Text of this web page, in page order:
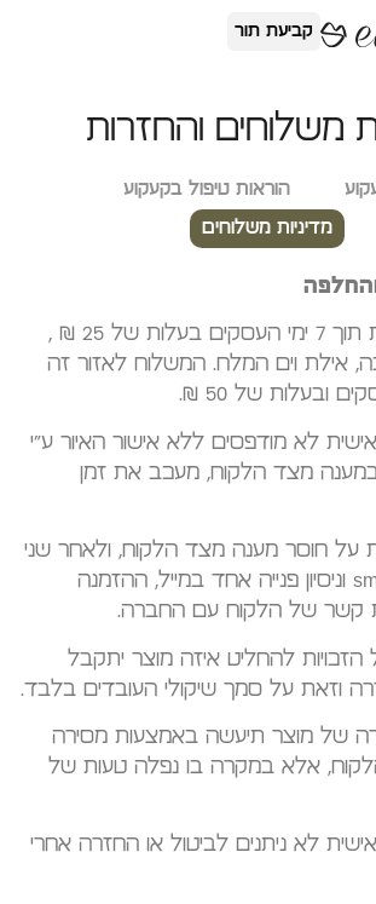
קביעת תור
משלוחים והחזרות
הוראות טיפול בקעקוע
מדיניות משלוחים
של 25 ₪ ,
אילת וים המלח. המשלוח לאזור זה
לא מודפסים ללא אישור האיור ע"י
במענה מצד הלקוח, מעכב את זמן
על חוסר מענה מצד הלקוח, ולאחר שני
ניסיונות פנייה ב- sms וניסיון פנייה אחד במייל, ההזמנה
קשר של הלקוח עם החברה.
הזכויות להחליט איזה מוצר יתקבל
וזאת על סמך שיקולי העובדים בלבד.
של מוצר תיעשה באמצעות מסירה
אלא במקרה בו נפלה טעות של
לא ניתנים לביטול או החזרה אחרי